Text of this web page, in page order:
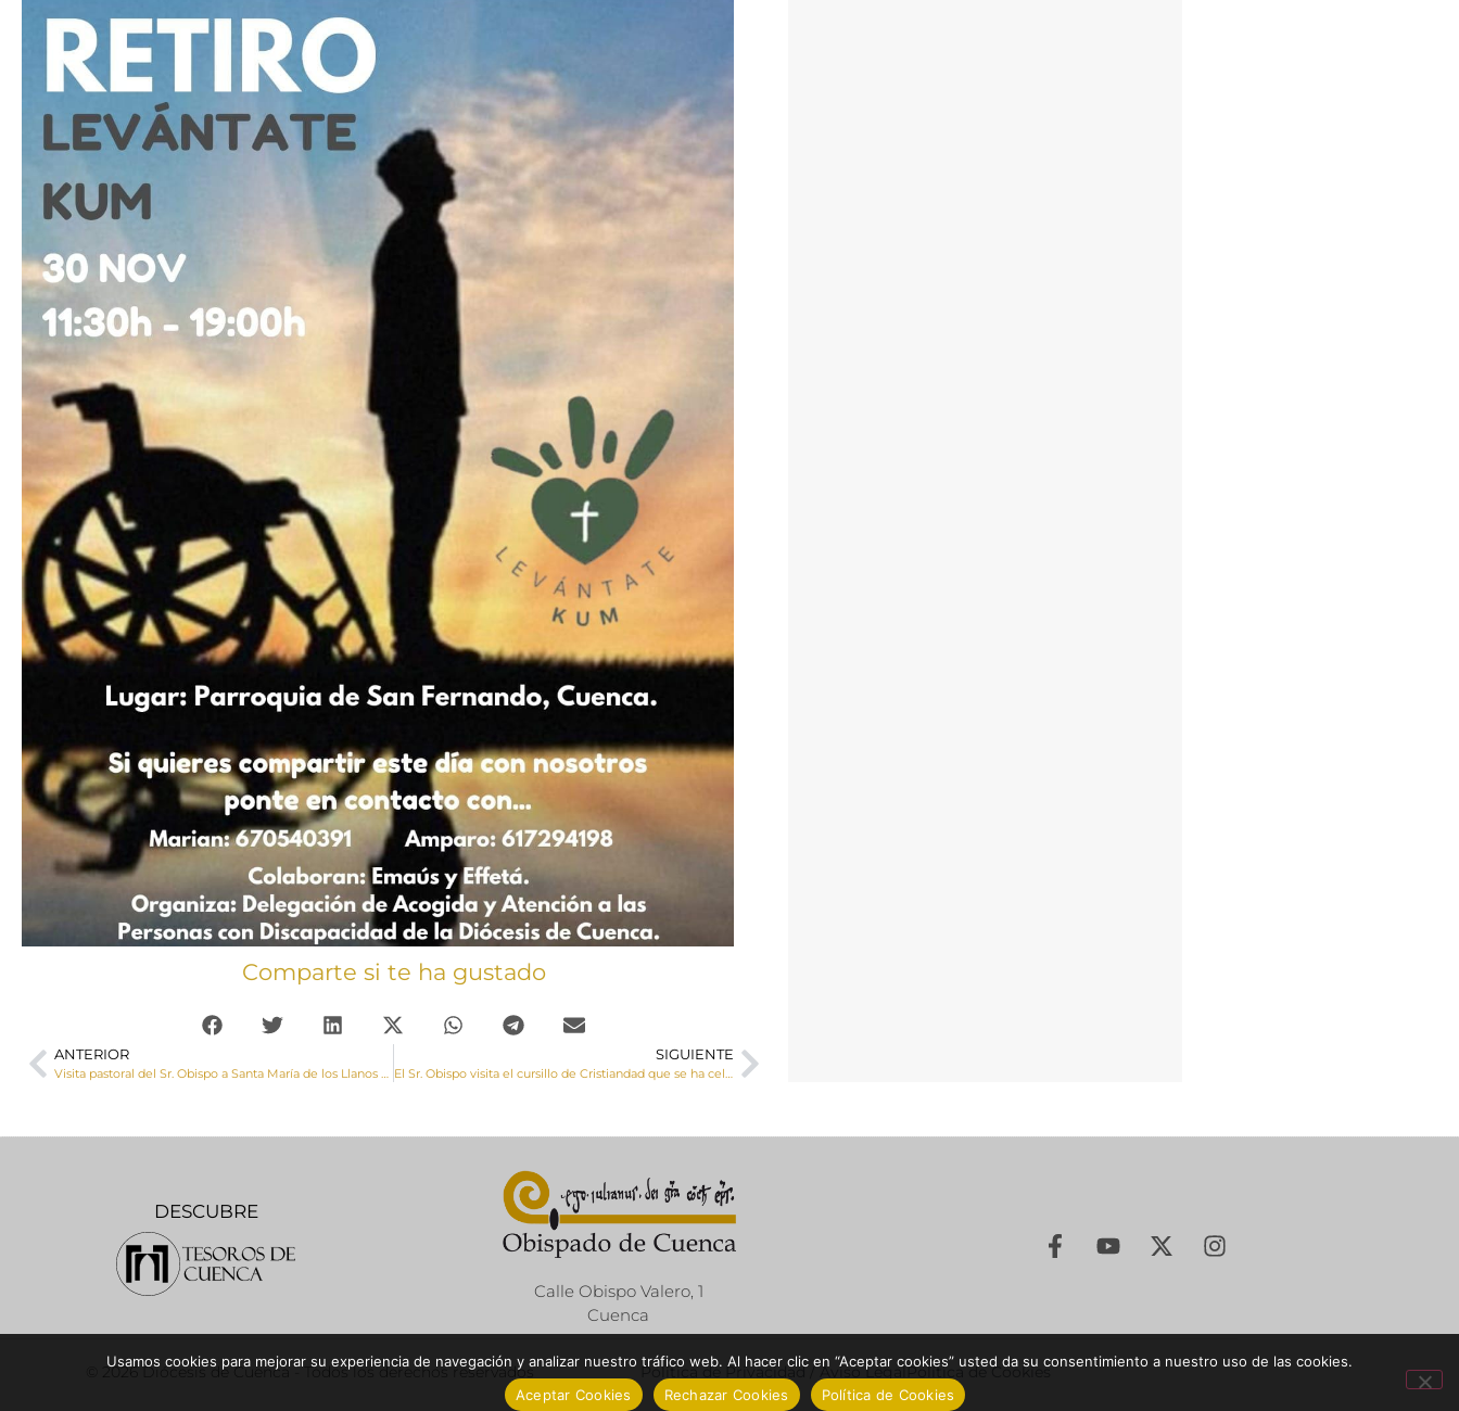
Comparte si te ha gustado
ANTERIOR
Visita pastoral del Sr. Obispo a Santa María de los Llanos y Las Mesas
SIGUIENTE
El Sr. Obispo visita el cursillo de Cristiandad que se ha celebrado en el Monasterio de Santa María de la Paz, Campamento Juan Pablo II, en Villaconejos de Trabaque
DESCUBRE
Calle Obispo Valero, 1
Cuenca
© 2026 Diócesis de Cuenca - Todos los derechos reservados Política de Privacidad / Aviso LegalPolítica de Cookies
Usamos cookies para mejorar su experiencia de navegación y analizar nuestro tráfico web. Al hacer clic en “Aceptar cookies” usted da su consentimiento a nuestro uso de las cookies.
Aceptar Cookies
Rechazar Cookies Política de Cookies